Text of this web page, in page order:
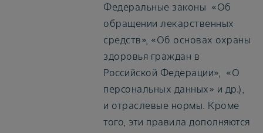
Федеральные законы «Об
обращении лекарственных
средств», «Об основах охраны
здоровья граждан в
Российской Федерации», «О
персональных данных» и др.),
и отраслевые нормы. Кроме
того, эти правила дополняются